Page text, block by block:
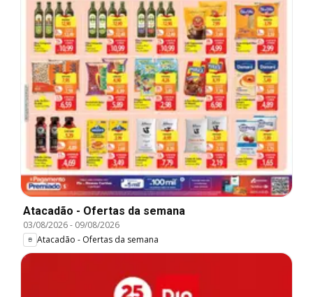
Atacadão - Ofertas da semana
03/08/2026- 09/08/2026
Atacadão - Ofertas da semana